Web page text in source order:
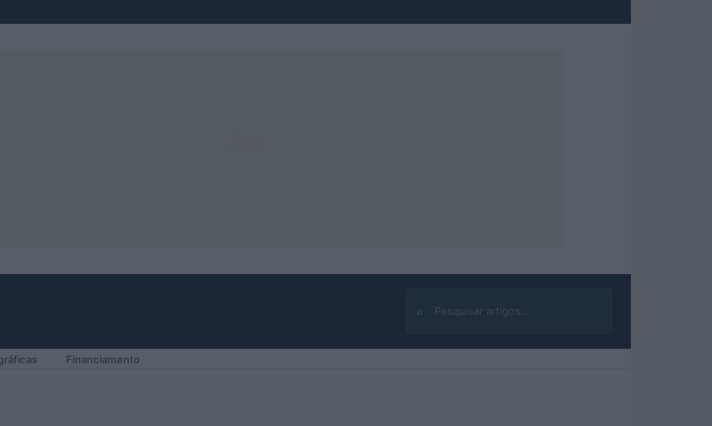
⌕
Buscar
Financiamento